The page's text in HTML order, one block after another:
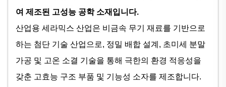
여 제조된 고성능 공학 소재입니다.
산업용 세라믹스 산업은 비금속 무기 재료를 기반으로
하는 첨단 기술 산업으로, 정밀 배합 설계, 초미세 분말
가공 및 고온 소결 기술을 통해 극한의 환경 적응성을
갖춘 고효능 구조 부품 및 기능성 소자를 제조합니다.